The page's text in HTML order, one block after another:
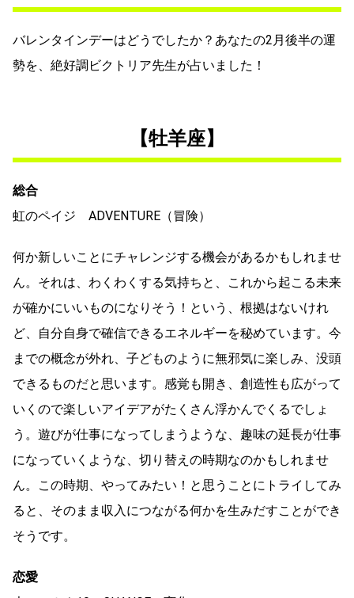
バレンタインデーはどうでしたか？あなたの2月後半の運
勢を、絶好調ビクトリア先生が占いました！
【牡羊座】
総合
虹のペイジ ADVENTURE（冒険）
何か新しいことにチャレンジする機会があるかもしれませ
ん。それは、わくわくする気持ちと、これから起こる未来
が確かにいいものになりそう！という、根拠はないけれ
ど、自分自身で確信できるエネルギーを秘めています。今
までの概念が外れ、子どものように無邪気に楽しみ、没頭
できるものだと思います。感覚も開き、創造性も広がって
いくので楽しいアイデアがたくさん浮かんでくるでしょ
う。遊びが仕事になってしまうような、趣味の延長が仕事
になっていくような、切り替えの時期なのかもしれませ
ん。この時期、やってみたい！と思うことにトライしてみ
ると、そのまま収入につながる何かを生みだすことができ
そうです。
恋愛